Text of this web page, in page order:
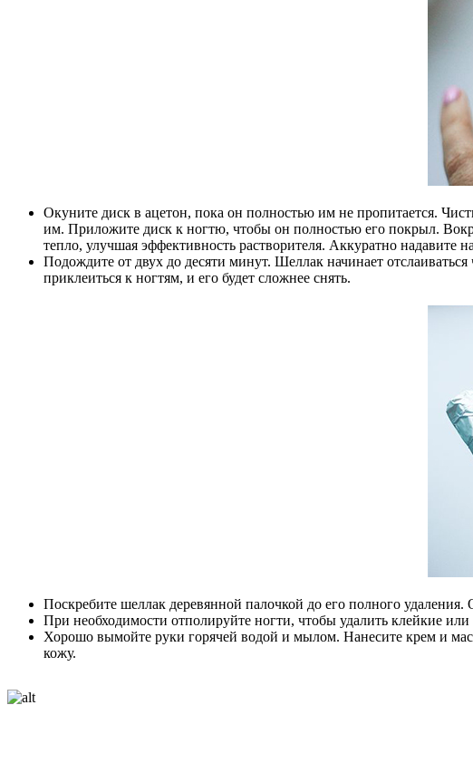
Окуните диск в ацетон, пока он полностью им не пропитается.
им. Приложите диск к ногтю, чтобы он полностью его покрыл.
тепло, улучшая эффективность растворителя. Аккуратно надавите
Подождите от двух до десяти минут. Шеллак начинает
приклеиться к ногтям, и его будет сложнее снять.
Поскребите шеллак деревянной палочкой до его полного
При необходимости отполируйте ногти, чтобы удалить клейкие
Хорошо вымойте руки горячей водой и мылом. Нанесите крем и
кожу.